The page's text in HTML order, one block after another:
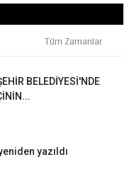
Tüm Zamanlar
BELEDİYESİ'NDE
yazıldı